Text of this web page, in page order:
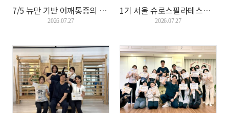
7/5 뉴만 기반 어깨통증의 구조분석을 통한 운동 ...
2026.07.27
1기 서울 슈로스필라테스지도사 자격과정이 6/28 ...
2026.07.27